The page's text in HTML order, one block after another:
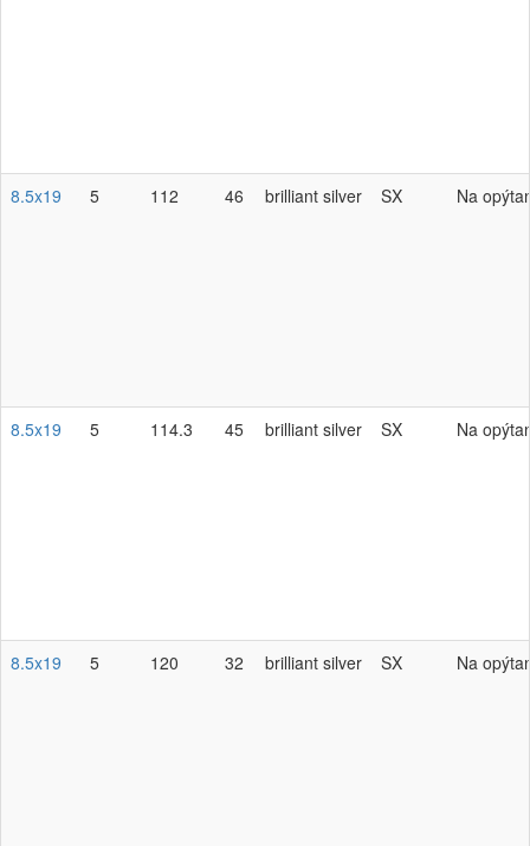
8.5x19 5 112 46 brilliant silver SX Na
8.5x19 5 114.3 45 brilliant silver SX Na
8.5x19 5 120 32 brilliant silver SX Na